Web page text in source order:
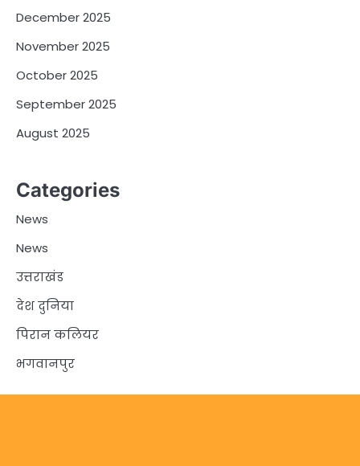
December 2025
November 2025
October 2025
September 2025
August 2025
Categories
News
News
उत्तराखंड
देश दुनिया
पिरान कलियर
भगवानपुर